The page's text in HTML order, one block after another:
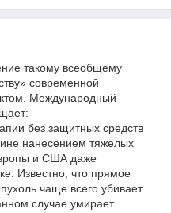
такому всеобщему
современной
Международный
без защитных средств
нанесением тяжелых
и США даже
Известно, что прямое
чаще всего убивает
случае умирает